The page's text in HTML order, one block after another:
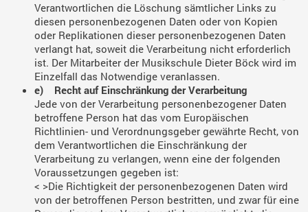
Verantwortlichen die Löschung sämtlicher Links zu
diesen personenbezogenen Daten oder von Kopien
oder Replikationen dieser personenbezogenen Daten
verlangt hat, soweit die Verarbeitung nicht erforderlich
ist. Der Mitarbeiter der Musikschule Dieter Böck wird im
Einzelfall das Notwendige veranlassen.
e) Recht auf Einschränkung der Verarbeitung
Jede von der Verarbeitung personenbezogener Daten
betroffene Person hat das vom Europäischen
Richtlinien- und Verordnungsgeber gewährte Recht, von
dem Verantwortlichen die Einschränkung der
Verarbeitung zu verlangen, wenn eine der folgenden
Voraussetzungen gegeben ist:
< >Die Richtigkeit der personenbezogenen Daten wird
von der betroffenen Person bestritten, und zwar für eine